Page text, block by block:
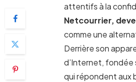
attentifs à la
Netcourrier,
comme une
Derrière son
d’Internet,
qui répondent aux